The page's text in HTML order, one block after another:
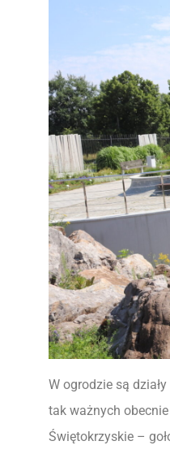
W ogrodzie są
tak ważnych
Świętokrzyskie –